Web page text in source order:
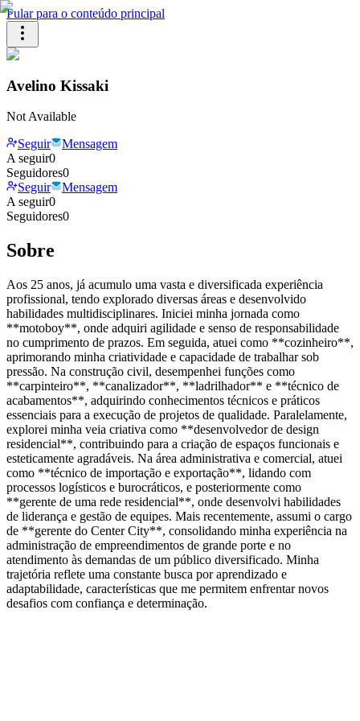
Pular para o conteúdo principal
Avelino Kissaki
Not Available
Seguir
Mensagem
A seguir0
Seguidores0
Seguir
Mensagem
A seguir0
Seguidores0
Sobre
Aos 25 anos, já acumulo uma vasta e diversificada experiência
profissional, tendo explorado diversas áreas e desenvolvido
habilidades multidisciplinares. Iniciei minha jornada como
**motoboy**, onde adquiri agilidade e senso de responsabilidade
no cumprimento de prazos. Em seguida, atuei como **cozinheiro**,
aprimorando minha criatividade e capacidade de trabalhar sob
pressão. Na construção civil, desempenhei funções como
**carpinteiro**, **canalizador**, **ladrilhador** e **técnico de
acabamentos**, adquirindo conhecimentos técnicos e práticos
essenciais para a execução de projetos de qualidade. Paralelamente,
explorei minha veia criativa como **desenvolvedor de design
residencial**, contribuindo para a criação de espaços funcionais e
esteticamente agradáveis. Na área administrativa e comercial, atuei
como **técnico de importação e exportação**, lidando com
processos logísticos e burocráticos, e posteriormente como
**gerente de uma rede residencial**, onde desenvolvi habilidades
de liderança e gestão de equipes. Mais recentemente, assumi o cargo
de **gerente do Center City**, consolidando minha experiência na
administração de empreendimentos de grande porte e no
atendimento às demandas de um público diversificado. Minha
trajetória reflete uma constante busca por aprendizado e
adaptabilidade, características que me permitem enfrentar novos
desafios com confiança e determinação.